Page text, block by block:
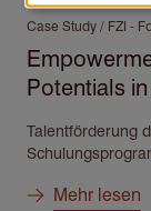
Case Study / FZI -
Potentials
Talentförderung
Mehr lesen